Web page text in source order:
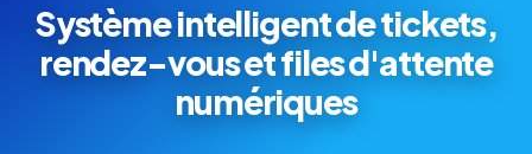
Système intelligent de tickets,
rendez-vous et files d'attente
numériques